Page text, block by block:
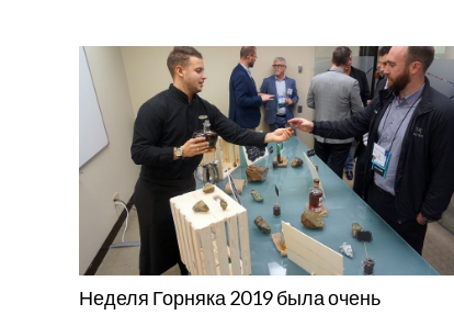
Неделя Горняка 2019 была очень